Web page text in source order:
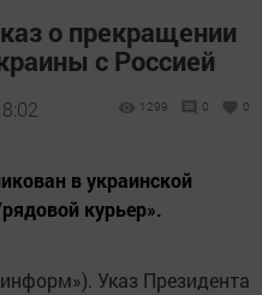
о прекращении
с Россией
1299 0 0
в украинской
курьер».
Указ Президента